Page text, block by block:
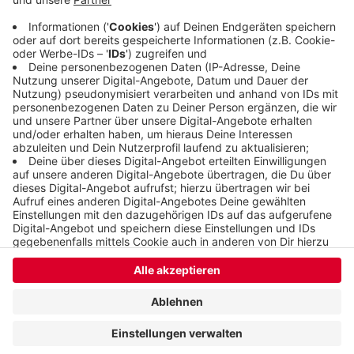
heute Morgen infiziert. Die Zahl der Todesopfer
seit Beginn der Pandemie stieg auf 644.
Veröffentlicht: Freitag, 13.05.2022 10:57
Anzeige
Anzeige